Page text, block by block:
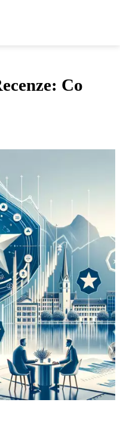
Co